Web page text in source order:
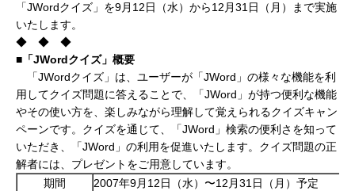
「JWordクイズ」を9月12日（水）から12月31日（月）まで実施
いたします。
◆ ◆ ◆
■「JWordクイズ」概要
「JWordクイズ」は、ユーザーが「JWord」の様々な機能を利
用してクイズ問題に答えることで、「JWord」が持つ便利な機能
やその使い方を、楽しみながら理解して覚えられるクイズキャン
ペーンです。クイズを通じて、「JWord」検索の便利さを知って
いただき、「JWord」の利用を促進いたします。クイズ問題の正
解者には、プレゼントをご用意しています。
期間
2007年9月12日（水）〜12月31日（月）予定